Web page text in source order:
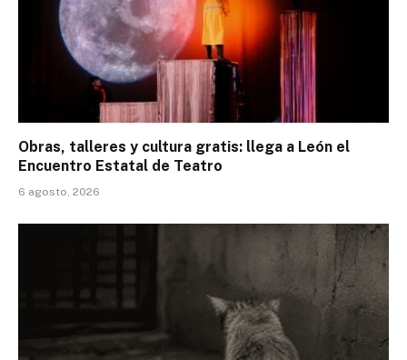
Obras, talleres y cultura gratis: llega a León el
Encuentro Estatal de Teatro
6 agosto, 2026